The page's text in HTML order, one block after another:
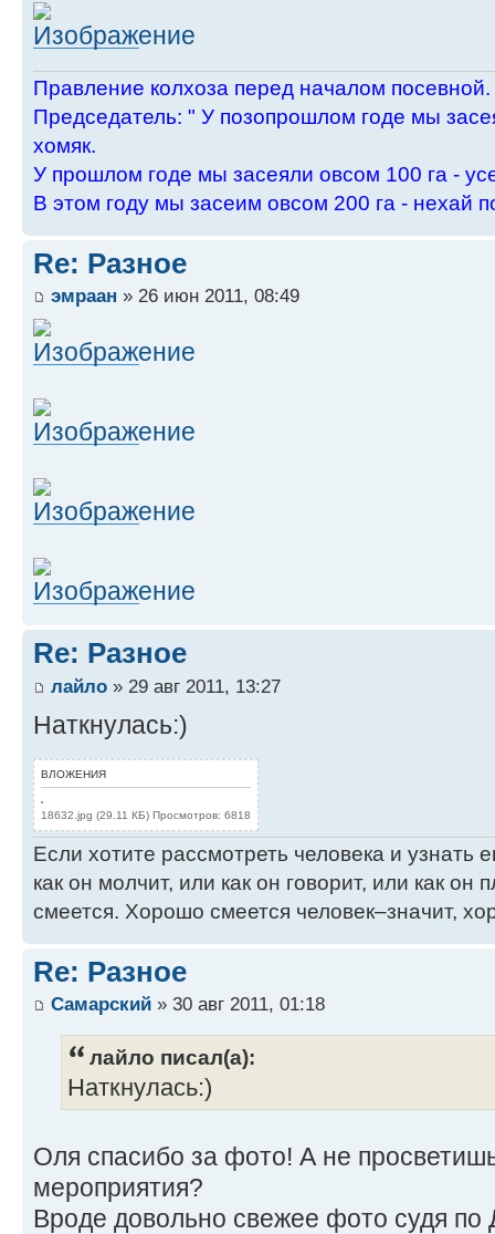
Пpавление колхоза пеpед началом посевной.
Пpедседатель: " У позопpошлом годе мы
хомяк.
У пpошлом годе мы засеяли овсом 100 га -
В этом году мы засеим овсом 200 га - нехай
Re: Разное
эмраан » 26 июн 2011, 08:49
Re: Разное
лайло » 29 авг 2011, 13:27
Наткнулась:)
ВЛОЖЕНИЯ
18632.jpg (29.11 КБ) Просмотров: 6818
Если хотите рассмотреть человека и узнать
как он молчит, или как он говорит, или как он
смеется. Хорошо смеется человек–значит,
Re: Разное
Самарский » 30 авг 2011, 01:18
лайло писал(а):
Наткнулась:)
Оля спасибо за фото! А не
мероприятия?
Вроде довольно свежее фото судя